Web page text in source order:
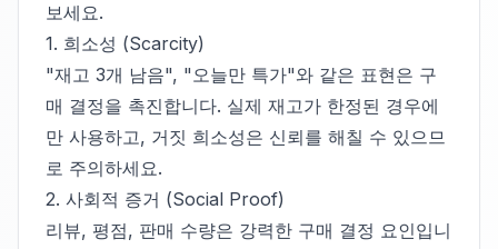
보세요.
1. 희소성 (Scarcity)
"재고 3개 남음", "오늘만 특가"와 같은 표현은 구
매 결정을 촉진합니다. 실제 재고가 한정된 경우에
만 사용하고, 거짓 희소성은 신뢰를 해칠 수 있으므
로 주의하세요.
2. 사회적 증거 (Social Proof)
리뷰, 평점, 판매 수량은 강력한 구매 결정 요인입니